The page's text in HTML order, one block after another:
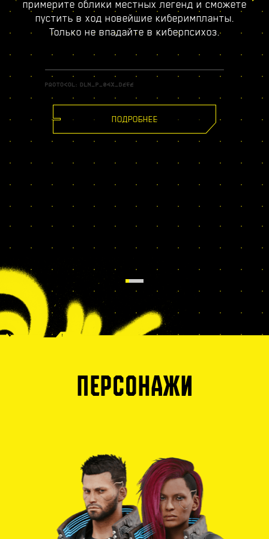
примерите облики местных легенд и сможете
пустить в ход новейшие киберимпланты.
Только не впадайте в киберпсихоз.
ПОДРОБНЕЕ
ПЕРСОНАЖИ